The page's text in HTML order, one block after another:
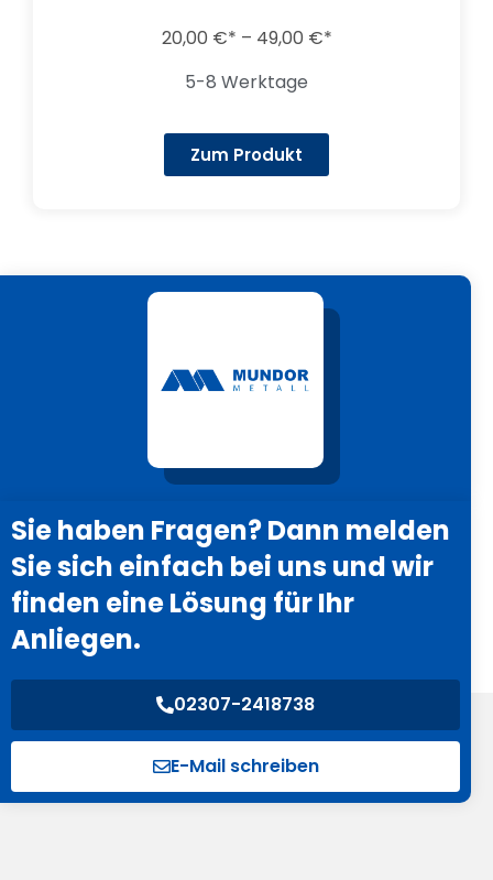
20,00 € – 49,00 €
5-8 Werktage
Zum Produkt
Sie haben Fragen? Dann melden
Sie sich einfach bei uns und wir
finden eine Lösung für Ihr
Anliegen.
02307-2418738
E-Mail schreiben